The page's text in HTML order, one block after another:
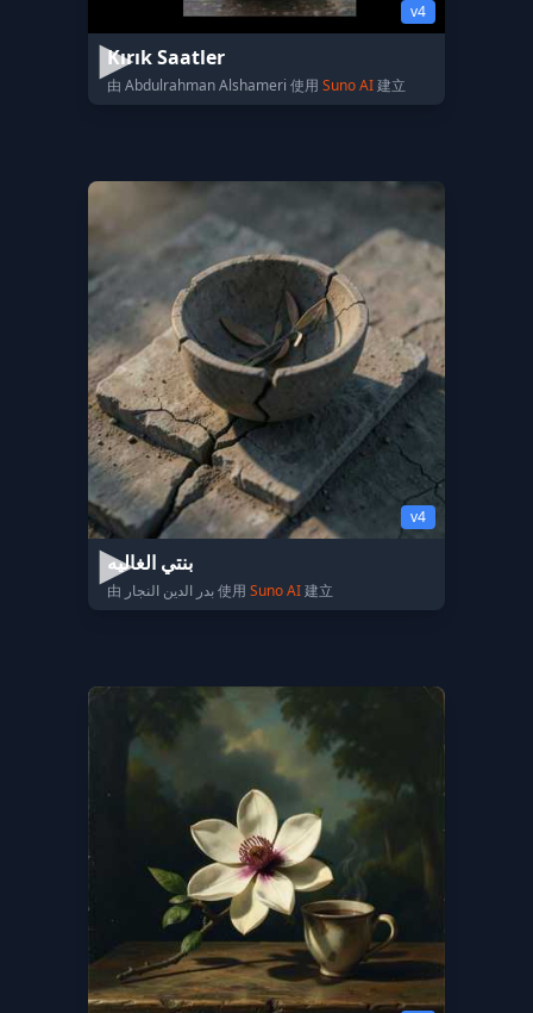
v4
Kırık Saatler
由 Abdulrahman Alshameri 使用 Suno AI建立
v4
بنتي الغاليه
由 بدر الدين النجار 使用 Suno AI建立